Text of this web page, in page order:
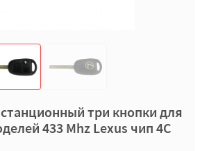
три кнопки для
433 Mhz Lexus чип 4C